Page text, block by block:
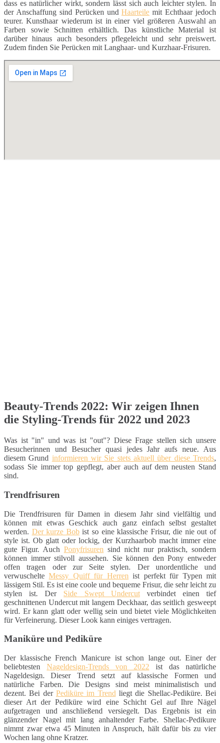
dass es natürlicher wirkt, sondern lässt sich auch leichter stylen. In
der Anschaffung sind Perücken undHaarteile mit Echthaar jedoch
teurer. Kunsthaar wiederum ist in einer viel größeren Auswahl an
Farben sowie Schnitten erhältlich. Das künstliche Material ist
darüber hinaus auch besonders pflegeleicht und sehr preiswert.
Zudem finden Sie Perücken mit Langhaar- und Kurzhaar-Frisuren.
Beauty-Trends 2022: Wir zeigen Ihnen
die Styling-Trends für 2022 und 2023
Was ist "in" und was ist "out"? Diese Frage stellen sich unsere
Besucherinnen und Besucher quasi jedes Jahr aufs neue. Aus
diesem Grund informieren wir Sie stets aktuell über diese Trends,
sodass Sie immer top gepflegt, aber auch auf dem neusten Stand
sind.
Trendfrisuren
Die Trendfrisuren für Damen in diesem Jahr sind vielfältig und
können mit etwas Geschick auch ganz einfach selbst gestaltet
werden. Der kurze Bobist so eine klassische Frisur, die nie out of
style ist. Ob glatt oder lockig, der Kurzhaarbob macht immer eine
gute Figur. Auch Ponyfrisuren sind nicht nur praktisch, sondern
können immer stilvoll aussehen. Sie können den Pony entweder
offen tragen oder zur Seite stylen. Der unordentliche und
verwuschelteMessy Quiff für Herren ist perfekt für Typen mit
lässigem Stil. Es ist eine coole und bequeme Frisur, die sehr leicht zu
stylen ist. Der Side Swept Undercutverbindet einen tief
geschnittenen Undercut mit langem Deckhaar, das seitlich gesweept
wird. Er kann glatt oder wellig sein und bietet viele Möglichkeiten
für Verfeinerung. Dieser Look kann einiges vertragen.
Maniküre und Pediküre
Der klassische French Manicure ist schon lange out. Einer der
beliebtesten Nageldesign-Trends von 2022 ist das natürliche
Nageldesign. Dieser Trend setzt auf klassische Formen und
natürliche Farben. Die Designs sind meist minimalistisch und
dezent. Bei der Pediküre im Trend liegt die Shellac-Pediküre. Bei
dieser Art der Pediküre wird eine Schicht Gel auf Ihre Nägel
aufgetragen und anschließend versiegelt. Das Ergebnis ist ein
glänzender Nagel mit lang anhaltender Farbe. Shellac-Pedikure
nimmt zwar etwa 45 Minuten in Anspruch, hält dafür bis zu vier
Wochen lang ohne Kratzer.